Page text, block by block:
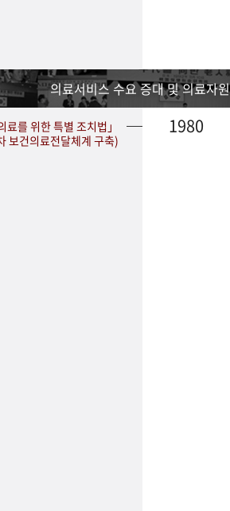
의료서비스 수요 증대 및 의료자
를 위한 특별 조치법」
보건의료전달체계 구축)
1980